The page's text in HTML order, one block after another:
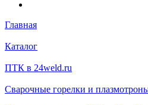
Главная
Каталог
ПТК в 24weld.ru
Сварочные горелки и